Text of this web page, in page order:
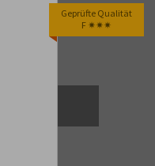
Geprüfte Qualität
F ✷✷✷